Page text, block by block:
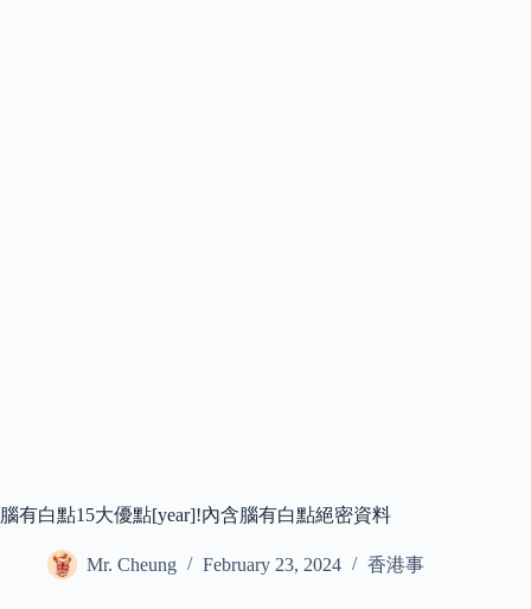
腦有白點15大優點[year]!內含腦有白點絕密資料
Mr. Cheung February 23, 2024 香港事